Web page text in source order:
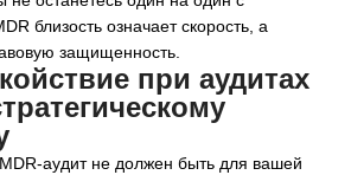
близость означает скорость, а
защищенность.
при аудитах
аудит не должен быть для вашей